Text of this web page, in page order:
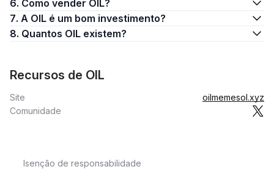
6. Como vender OIL?
7. A OIL é um bom investimento?
8. Quantos OIL existem?
Recursos de OIL
Site
oilmemesol.xyz
Comunidade
Isenção de responsabilidade